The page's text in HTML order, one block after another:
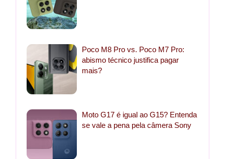
Poco M8 Pro vs. Poco M7 Pro:
abismo técnico justifica pagar
mais?
Moto G17 é igual ao G15? Entenda
se vale a pena pela câmera Sony